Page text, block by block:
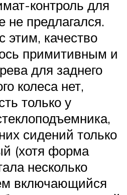
контроль для
предлагался.
этим, качество
примитивным и
для заднего
колеса нет,
только у
сидений только
(хотя форма
несколько
включающийся